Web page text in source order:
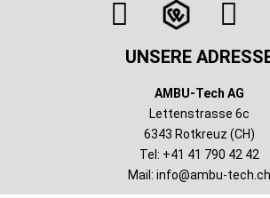
UNSERE
AMBU-Tech AG
Lettenstrasse 6c
6343 Rotkreuz (CH)
Tel: +41 41 790 42 42
Mail: info@ambu-tech.ch